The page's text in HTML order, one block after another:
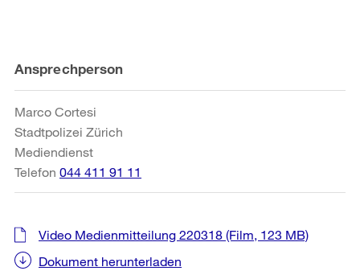
Weitere
Informationen
Ansprechperson
Marco Cortesi
Stadtpolizei Zürich
Mediendienst
Telefon 044 411 91 11
Video Medienmitteilung 220318 (Film, 123 MB)
Dokument herunterladen